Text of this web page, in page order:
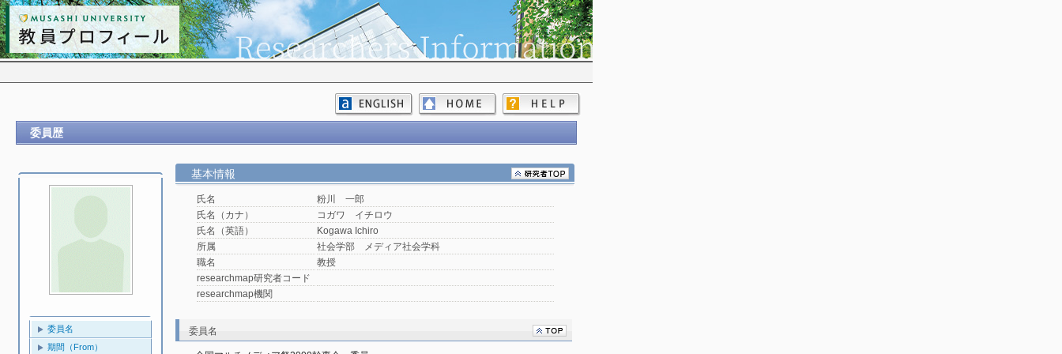
委員歴
委員名
期間（From）
基本情報
氏名
粉川 一郎
氏名（カナ）
コガワ イチロウ
氏名（英語）
Kogawa Ichiro
所属
社会学部 メディア社会学科
職名
教授
researchmap研究者コード
researchmap機関
委員名